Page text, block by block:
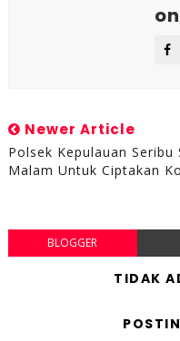
Newer Article
Polsek Kepulauan
Malam Untuk Ciptakan
BLOGGER
TIDAK